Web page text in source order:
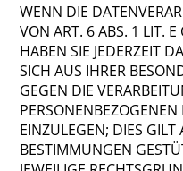
WENN DIE
VON ART. 6 ABS. 1 LIT. E
HABEN SIE JEDERZEIT
SICH AUS IHRER
GEGEN DIE
EINZULEGEN; DIES GILT
BESTIMMUNGEN